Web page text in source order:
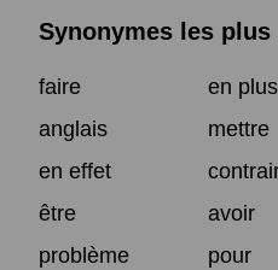
Synonymes les plus
faire
en plus
anglais
mettre
en effet
être
avoir
problème
pour